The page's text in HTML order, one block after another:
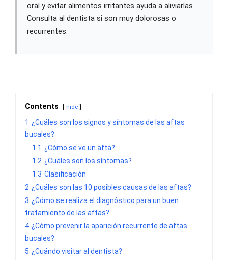
oral y evitar alimentos irritantes ayuda a aliviarlas.
Consulta al dentista si son muy dolorosas o
recurrentes.
Contents hide
1 ¿Cuáles son los signos y síntomas de las aftas
bucales?
1.1 ¿Cómo se ve un afta?
1.2 ¿Cuáles son los síntomas?
1.3 Clasificación
2 ¿Cuáles son las 10 posibles causas de las aftas?
3 ¿Cómo se realiza el diagnóstico para un buen
tratamiento de las aftas?
4 ¿Cómo prevenir la aparición recurrente de aftas
bucales?
5 ¿Cuándo visitar al dentista?